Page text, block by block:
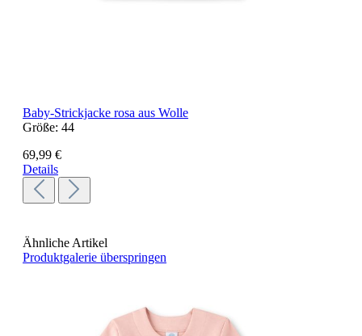
Baby-Strickjacke rosa aus Wolle
Größe: 44
69,99 €
Details
Ähnliche Artikel
Produktgalerie überspringen